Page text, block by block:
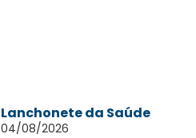
Lanchonete da Saúde
04/08/2026